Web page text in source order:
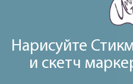
Нарисуйте
и скетч